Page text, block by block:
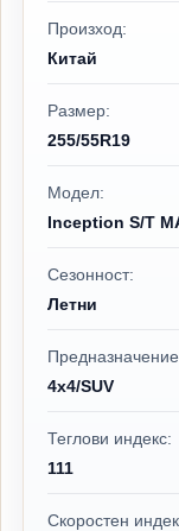
Произход:
Китай
Размер:
255/55R19
Модел:
Inception S/T
Сезонност:
Летни
4x4/SUV
Теглови индекс:
111
Скоростен